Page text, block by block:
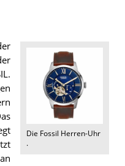
Die Fossil Herren-Uhr
.